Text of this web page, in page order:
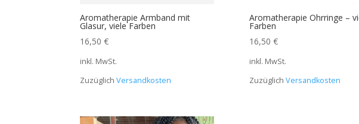
Aromatherapie Armband mit
Glasur, viele Farben
16,50€
inkl. MwSt.
ZuzüglichVersandkosten
Aromatherapie Ohrringe –
Farben
16,50 €
inkl. MwSt.
Zuzüglich Versandkosten